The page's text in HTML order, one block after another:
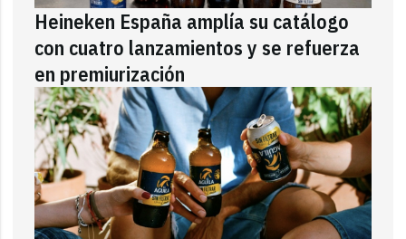
Heineken España amplía su catálogo
con cuatro lanzamientos y se refuerza
en premiurización